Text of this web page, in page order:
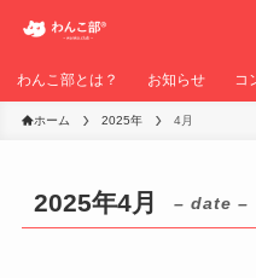
わんこ部とは？ お知らせ コ
ホーム 2025年 4月
2025年4月 – date –